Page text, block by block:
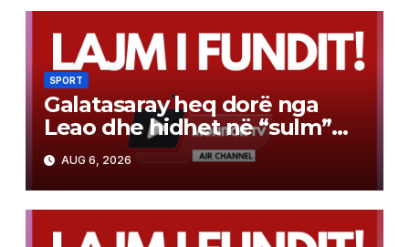
SPORT
Galatasaray heq dorë nga
Leao dhe hidhet në “sulm”
për yllin e Arsenalit
AUG 6, 2026